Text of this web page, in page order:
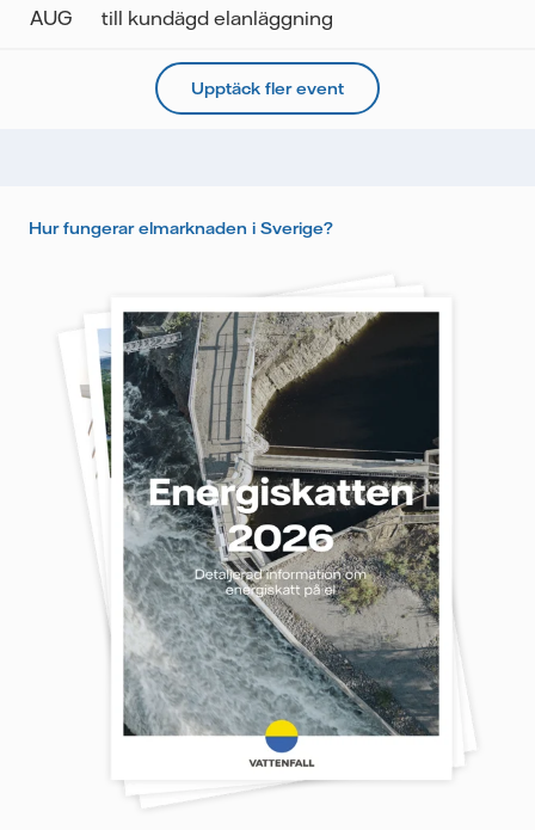
AUG
till kundägd elanläggning
Upptäck fler event
Hur fungerar elmarknaden i Sverige?